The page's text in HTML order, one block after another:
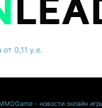
0,11 у.е.
- новости онлайн